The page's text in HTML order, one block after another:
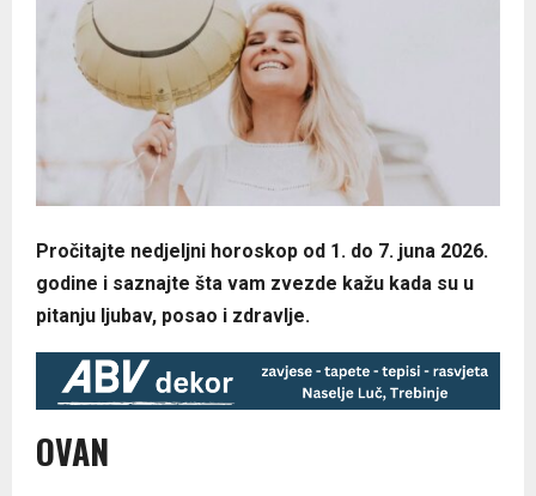
Pročitajte nedjeljni horoskop od 1. do 7. juna 2026.
godine i saznajte šta vam zvezde kažu kada su u
pitanju ljubav, posao i zdravlje.
OVAN